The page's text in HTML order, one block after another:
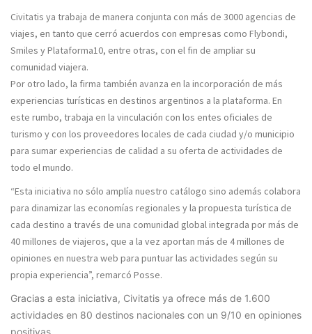
Civitatis ya trabaja de manera conjunta con más de 3000 agencias de
viajes, en tanto que cerró acuerdos con empresas como Flybondi,
Smiles y Plataforma10, entre otras, con el fin de ampliar su
comunidad viajera.
Por otro lado, la firma también avanza en la incorporación de más
experiencias turísticas en destinos argentinos a la plataforma. En
este rumbo, trabaja en la vinculación con los entes oficiales de
turismo y con los proveedores locales de cada ciudad y/o municipio
para sumar experiencias de calidad a su oferta de actividades de
todo el mundo.
“Esta iniciativa no sólo amplía nuestro catálogo sino además colabora
para dinamizar las economías regionales y la propuesta turística de
cada destino a través de una comunidad global integrada pormás de
40 millones de viajeros, que a la vez aportan más de 4 millones de
opiniones en nuestra web para puntuar las actividades según su
propia experiencia”, remarcó Posse.
Gracias a esta iniciativa, Civitatis ya ofrece más de 1.600
actividades en 80 destinos nacionales con un 9/10 en opiniones
positivas.